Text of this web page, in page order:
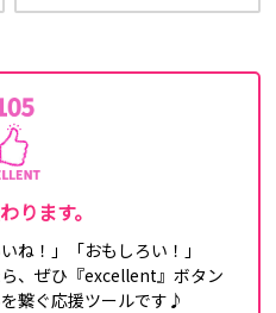
ります。
ね！」「おもしろい！」
ら、ぜひ『excellent』ボタン
繋ぐ応援ツールです♪